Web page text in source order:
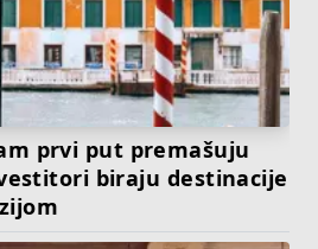
prvi put premašuju
biraju destinacije